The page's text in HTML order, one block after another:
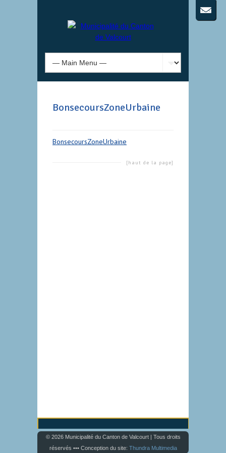
BonsecoursZoneUrbaine
BonsecoursZoneUrbaine
[haut de la page]
© 2026 Municipalité du Canton de Valcourt | Tous droits
réservés ••• Conception du site: Thundra Multimedia